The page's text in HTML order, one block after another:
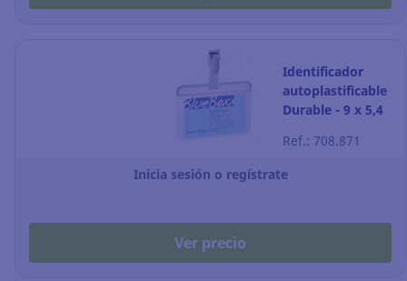
Identificador
autoplastificable
Durable - 9 x 5,4
Ref.: 708.871
Inicia sesión o regístrate
Ver precio